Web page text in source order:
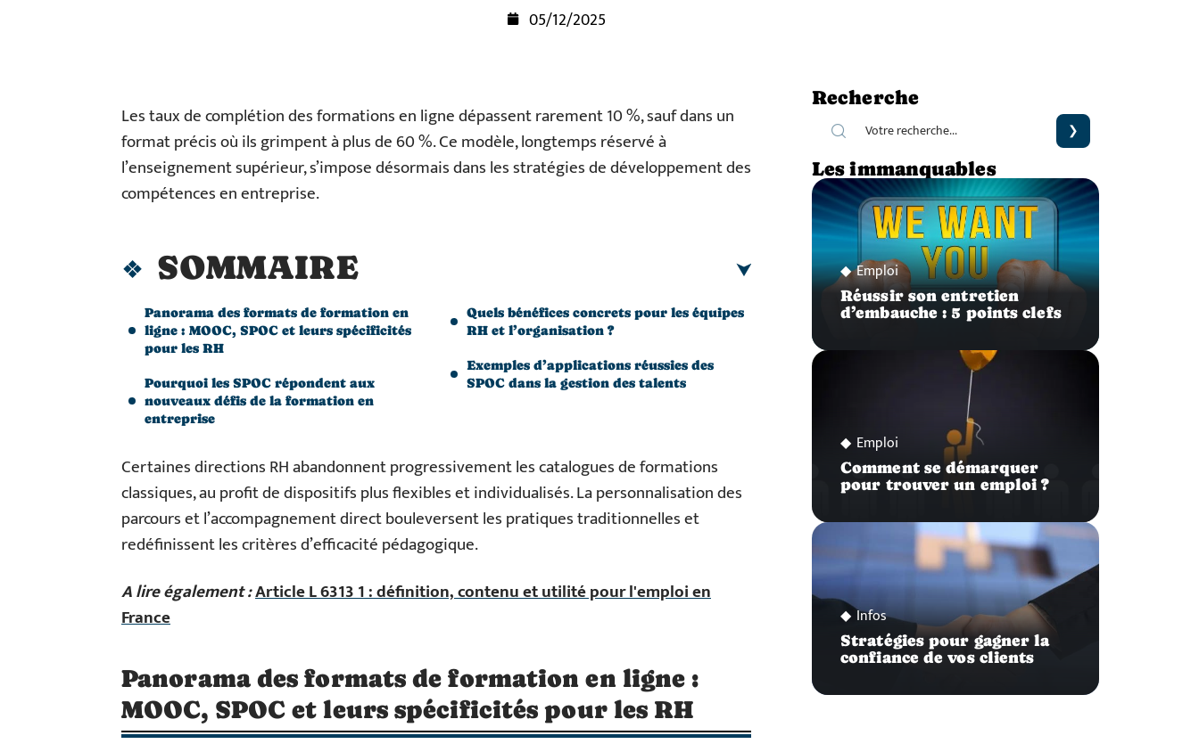
05/12/2025
Les taux de complétion des formations en ligne dépassent rarement 10 %, sauf dans un
format précis où ils grimpent à plus de 60 %. Ce modèle, longtemps réservé à
l’enseignement supérieur, s’impose désormais dans les stratégies de développement des
compétences en entreprise.
SOMMAIRE
Panorama des formats de formation en
ligne : MOOC, SPOC et leurs spécificités
pour les RH
Pourquoi les SPOC répondent aux
nouveaux défis de la formation en
entreprise
Quels bénéfices concrets pour les équipes
RH et l’organisation ?
Exemples d’applications réussies des
SPOC dans la gestion des talents
Certaines directions RH abandonnent progressivement les catalogues de formations
classiques, au profit de dispositifs plus flexibles et individualisés. La personnalisation des
parcours et l’accompagnement direct bouleversent les pratiques traditionnelles et
redéfinissent les critères d’efficacité pédagogique.
A lire également :Article L 6313 1 : définition, contenu et utilité pour l'emploi en
France
Panorama des formats de formation en ligne :
MOOC, SPOC et leurs spécificités pour les RH
Recherche
Les immanquables
Emploi
Réussir son entretien
d’embauche : 5 points clefs
Emploi
Comment se démarquer
pour trouver un emploi ?
Infos
Stratégies pour gagner la
confiance de vos clients